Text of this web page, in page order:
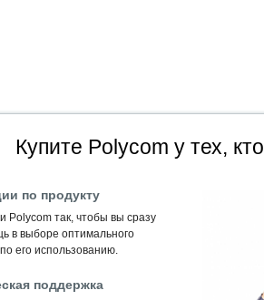
Купите Polycom у тех,
по продукту
Polycom так, чтобы вы сразу
в выборе оптимального
его использованию.
поддержка